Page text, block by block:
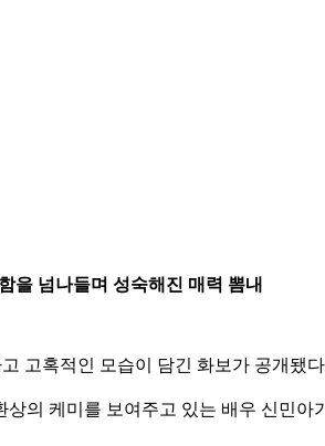
을 넘나들며 성숙해진 매력 뽐내
고혹적인 모습이 담긴 화보가 공개됐
의 케미를 보여주고 있는 배우 신민